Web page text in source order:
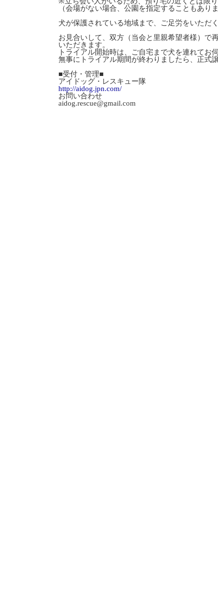
（会場がない場合、公園を指定することもあり
犬が保護されている地域まで、ご足労をいただ
お見合いして、双方（当会と里親希望者様）で
いただきます。
トライアル開始時は、ご自宅まで犬を連れてお
無事にトライアル期間が終わりましたら、正式
■受付・管理■
アイドッグ・レスキュー隊
http://aidog.jpn.com/
お問い合わせ
aidog.rescue@gmail.com